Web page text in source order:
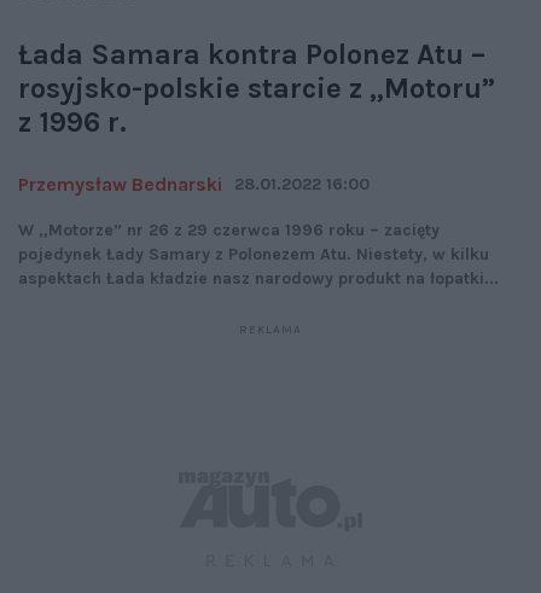
Łada Samara kontra Polonez Atu –
rosyjsko-polskie starcie z „Motoru”
z 1996 r.
Przemysław Bednarski 28.01.2022 16:00
W „Motorze” nr 26 z 29 czerwca 1996 roku – zacięty
pojedynek Łady Samary z Polonezem Atu. Niestety, w kilku
aspektach Łada kładzie nasz narodowy produkt na łopatki...